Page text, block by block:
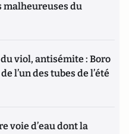
malheureuses du
viol, antisémite : Boro
l’un des tubes de l’été
voie d’eau dont la